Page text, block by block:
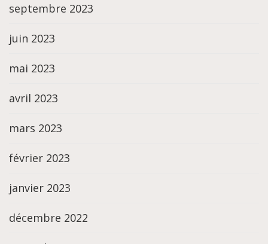
septembre 2023
juin 2023
mai 2023
avril 2023
mars 2023
février 2023
janvier 2023
décembre 2022